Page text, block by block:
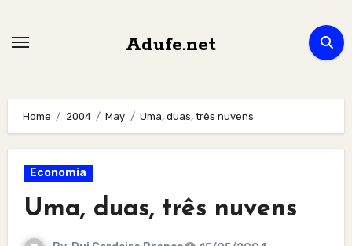
Adufe.net
Home 2004 May Uma, duas, três nuvens
Economia
Uma, duas, três nuvens